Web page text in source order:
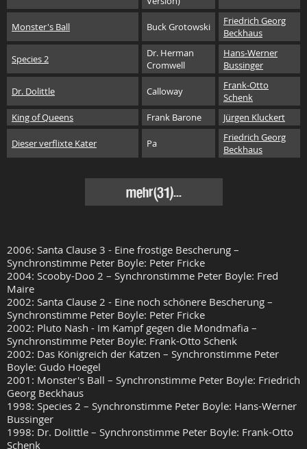
Monster's Ball Buck Grotowski
Friedrich Georg
Beckhaus
Species 2
Dr. Herman
Cromwell
Hans-Werner
Bussinger
Dr. Dolittle Calloway
Frank-Otto
Schenk
King of Queens
Frank Barone Jürgen Kluckert
Dieser verflixte Kater Pa
Friedrich Georg
Beckhaus
mehr(31)...
2006: Santa Clause 3 - Eine frostige Bescherung –
Synchronstimme Peter Boyle: Peter Fricke
2004: Scooby-Doo 2 – Synchronstimme Peter Boyle: Fred
Maire
2002: Santa Clause 2 - Eine noch schönere Bescherung –
Synchronstimme Peter Boyle: Peter Fricke
2002: Pluto Nash - Im Kampf gegen die Mondmafia –
Synchronstimme Peter Boyle: Frank-Otto Schenk
2002: Das Königreich der Katzen – Synchronstimme Peter
Boyle: Gudo Hoegel
2001: Monster's Ball – Synchronstimme Peter Boyle: Friedrich
Georg Beckhaus
1998: Species 2 – Synchronstimme Peter Boyle: Hans-Werner
Bussinger
1998: Dr. Dolittle – Synchronstimme Peter Boyle: Frank-Otto
Schenk